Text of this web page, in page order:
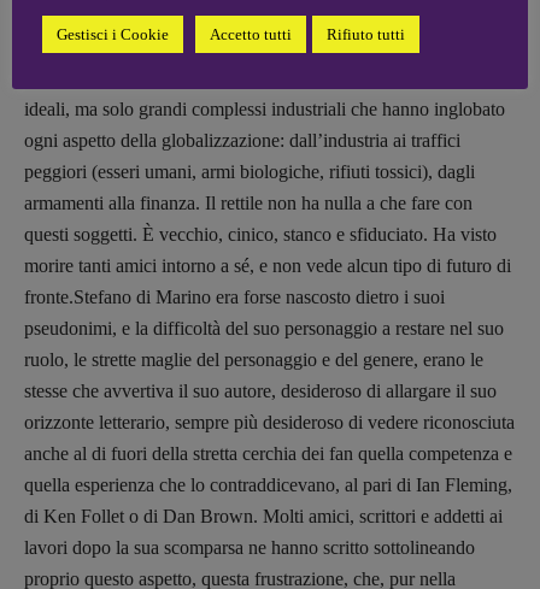
biologica. Il rettile è stanco, ed in fondo avverte il suo essere
preistorico, stellarmente lontano da chi vive la guerra dietro ad
ideali, ma solo grandi complessi industriali che hanno inglobato
ogni aspetto della globalizzazione: dall’industria ai traffici
peggiori (esseri umani, armi biologiche, rifiuti tossici), dagli
armamenti alla finanza. Il rettile non ha nulla a che fare con
questi soggetti. È vecchio, cinico, stanco e sfiduciato. Ha visto
morire tanti amici intorno a sé, e non vede alcun tipo di futuro di
fronte.Stefano di Marino era forse nascosto dietro i suoi
pseudonimi, e la difficoltà del suo personaggio a restare nel suo
ruolo, le strette maglie del personaggio e del genere, erano le
stesse che avvertiva il suo autore, desideroso di allargare il suo
orizzonte letterario, sempre più desideroso di vedere riconosciuta
anche al di fuori della stretta cerchia dei fan quella competenza e
quella esperienza che lo contraddicevano, al pari di Ian Fleming,
di Ken Follet o di Dan Brown. Molti amici, scrittori e addetti ai
lavori dopo la sua scomparsa ne hanno scritto sottolineando
proprio questo aspetto, questa frustrazione, che, pur nella
Gestisci i Cookie Accetto tutti Rifiuto tutti